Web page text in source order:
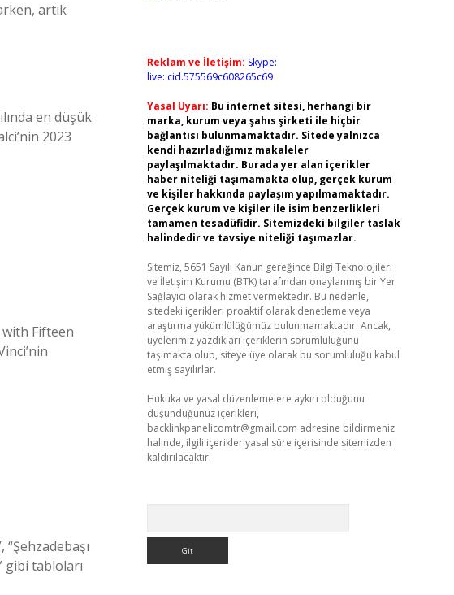
artık
en düşük
2023
with Fifteen
gibi tabloları
Reklam ve İletişim: Skype:
live:.cid.575569c608265c69
Yasal Uyarı: Bu internet sitesi, herhangi bir
marka, kurum veya şahıs şirketi ile hiçbir
bağlantısı bulunmamaktadır. Sitede yalnızca
kendi hazırladığımız makaleler
paylaşılmaktadır. Burada yer alan içerikler
haber niteliği taşımamakta olup, gerçek kurum
ve kişiler hakkında paylaşım yapılmamaktadır.
Gerçek kurum ve kişiler ile isim benzerlikleri
tamamen tesadüfidir. Sitemizdeki bilgiler taslak
halindedir ve tavsiye niteliği taşımazlar.
Sitemiz, 5651 Sayılı Kanun gereğince Bilgi Teknolojileri
ve İletişim Kurumu (BTK) tarafından onaylanmış bir Yer
Sağlayıcı olarak hizmet vermektedir. Bu nedenle,
sitedeki içerikleri proaktif olarak denetleme veya
araştırma yükümlülüğümüz bulunmamaktadır. Ancak,
üyelerimiz yazdıkları içeriklerin sorumluluğunu
taşımakta olup, siteye üye olarak bu sorumluluğu kabul
etmiş sayılırlar.
Hukuka ve yasal düzenlemelere aykırı olduğunu
düşündüğünüz içerikleri,
backlinkpanelicomtr@gmail.com adresine bildirmeniz
halinde, ilgili içerikler yasal süre içerisinde sitemizden
kaldırılacaktır.